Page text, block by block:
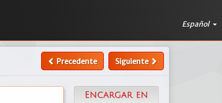
Español
Precedente Siguiente